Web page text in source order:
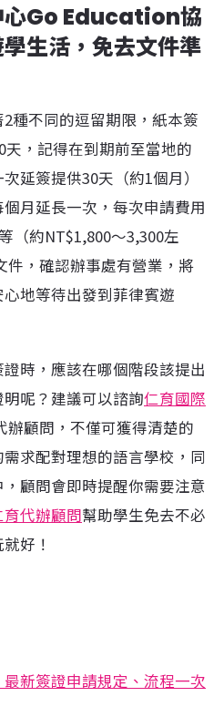
心Go Education協
生活，免去文件準
種不同的逗留期限，紙本簽
，記得在到期前至當地的
延簽提供30天（約1個月）
月延長一次，每次申請費用
（約NT$1,800～3,300左
件，確認辦事處有營業，將
地等待出發到菲律賓遊
時，應該在哪個階段該提出
呢？建議可以諮詢仁育國際
辦顧問，不僅可獲得清楚的
求配對理想的語言學校，同
顧問會即時提醒你需要注意
育代辦顧問幫助學生免去不必
好！
新簽證申請規定、流程一次